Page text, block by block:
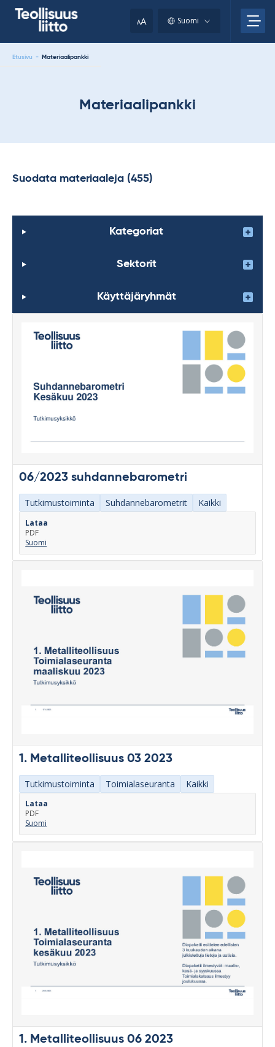
AA Suomi
Etusivu - Materiaalipankki
Materiaalipankki
Suodata materiaaleja (455)
Kategoriat
Sektorit
Käyttäjäryhmät
06/2023 suhdannebarometri
Tutkimustoiminta Suhdannebarometrit Kaikki
Lataa
PDF
Suomi
1. Metalliteollisuus 03 2023
Tutkimustoiminta Toimialaseuranta Kaikki
Lataa
PDF
Suomi
1. Metalliteollisuus 06 2023
clipboard.)